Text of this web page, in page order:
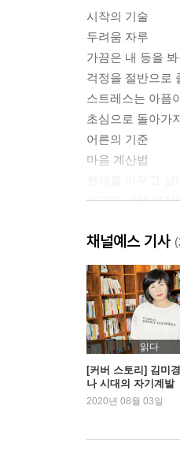
시작의 기술
두려움 자루
가끔은 내 등을
걱정을 절반으로
스트레스는 아픔
초심으로 돌아가
어른의 기준
마음 계산법
친구가 너무 부러
당신 잘못이 아니
세상의 모든 김지
책임이 버거울 때
‘행복’보다 ‘의미’
세상에서 제일 무
시간을 견디는 힘
PART 2 내 일상
채널예스 기사
읽다
[커버 스토리] 김미
나 시대의 자기계발
2020년 08월 03일